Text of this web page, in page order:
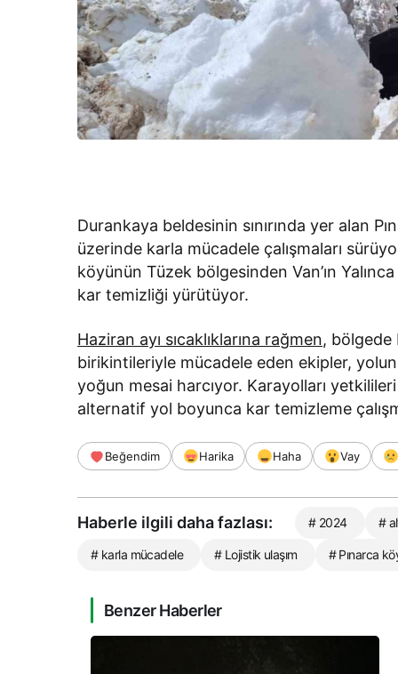
Durankaya beldesinin sınırında yer alan
üzerinde karla mücadele çalışmaları
köyünün Tüzek bölgesinden Van’ın
kar temizliği yürütüyor.
Haziran ayı sıcaklıklarına rağmen, bölgede
birikintileriyle mücadele eden ekipler,
yoğun mesai harcıyor. Karayolları
alternatif yol boyunca kar temizleme
Beğendim Harika Haha Vay
Haberle ilgili daha fazlası: # 2024 #
# karla mücadele # Lojistik ulaşım # Pınarca
Benzer Haberler